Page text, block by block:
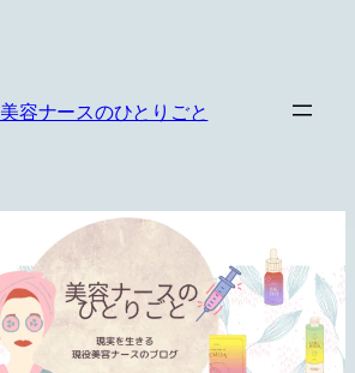
美容ナースのひとりごと